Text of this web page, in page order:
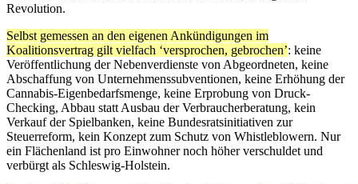
Revolution.
Selbst gemessen an den eigenen Ankündigungen im
Koalitionsvertrag gilt vielfach ‘versprochen, gebrochen’: keine
Veröffentlichung der Nebenverdienste von Abgeordneten, keine
Abschaffung von Unternehmenssubventionen, keine Erhöhung der
Cannabis-Eigenbedarfsmenge, keine Erprobung von Druck-
Checking, Abbau statt Ausbau der Verbraucherberatung, kein
Verkauf der Spielbanken, keine Bundesratsinitiativen zur
Steuerreform, kein Konzept zum Schutz von Whistleblowern. Nur
ein Flächenland ist pro Einwohner noch höher verschuldet und
verbürgt als Schleswig-Holstein.